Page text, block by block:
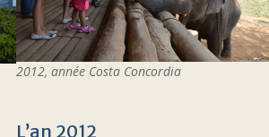
2012, année Costa Concordia
L’an 2012